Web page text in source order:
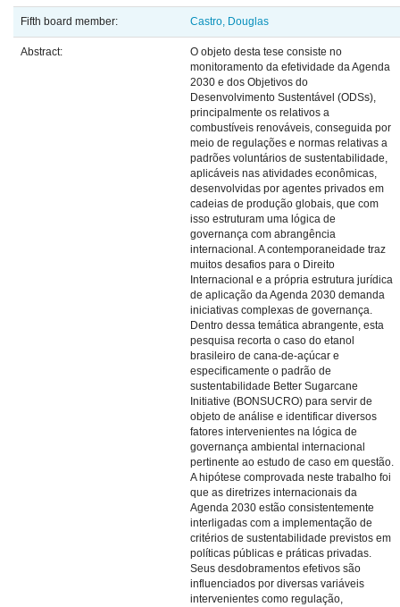
Fifth board member: Castro, Douglas
Abstract:
O objeto desta tese consiste no
monitoramento da efetividade da Agenda
2030 e dos Objetivos do
Desenvolvimento Sustentável (ODSs),
principalmente os relativos a
combustíveis renováveis, conseguida por
meio de regulações e normas relativas a
padrões voluntários de sustentabilidade,
aplicáveis nas atividades econômicas,
desenvolvidas por agentes privados em
cadeias de produção globais, que com
isso estruturam uma lógica de
governança com abrangência
internacional. A contemporaneidade traz
muitos desafios para o Direito
Internacional e a própria estrutura jurídica
de aplicação da Agenda 2030 demanda
iniciativas complexas de governança.
Dentro dessa temática abrangente, esta
pesquisa recorta o caso do etanol
brasileiro de cana-de-açúcar e
especificamente o padrão de
sustentabilidade Better Sugarcane
Initiative (BONSUCRO) para servir de
objeto de análise e identificar diversos
fatores intervenientes na lógica de
governança ambiental internacional
pertinente ao estudo de caso em questão.
A hipótese comprovada neste trabalho foi
que as diretrizes internacionais da
Agenda 2030 estão consistentemente
interligadas com a implementação de
critérios de sustentabilidade previstos em
políticas públicas e práticas privadas.
Seus desdobramentos efetivos são
influenciados por diversas variáveis
intervenientes como regulação,